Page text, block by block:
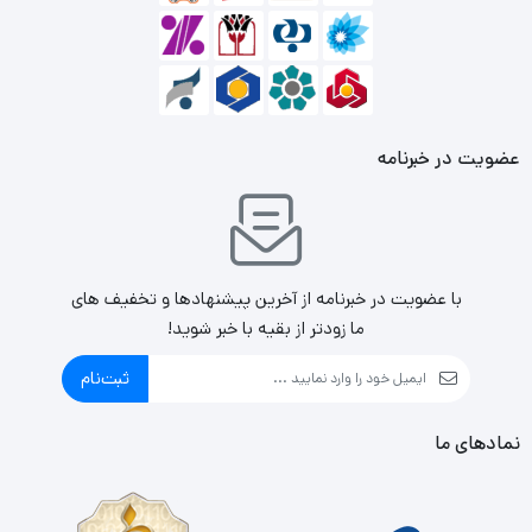
عضویت در خبرنامه
با عضویت در خبرنامه از آخرین پیشنهادها و تخفیف های
ما زودتر از بقیه با خبر شوید!
ثبت‌نام
نمادهای ما